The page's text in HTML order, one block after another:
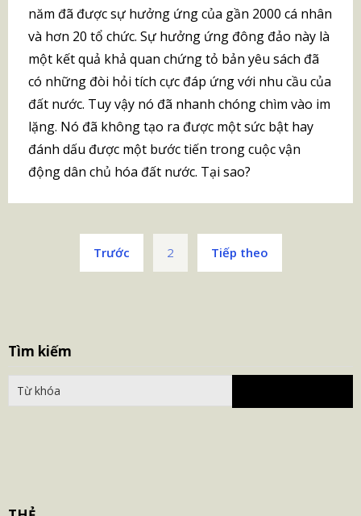
năm đã được sự hưởng ứng của gần 2000 cá nhân
và hơn 20 tổ chức. Sự hưởng ứng đông đảo này là
một kết quả khả quan chứng tỏ bản yêu sách đã
có những đòi hỏi tích cực đáp ứng với nhu cầu của
đất nước. Tuy vậy nó đã nhanh chóng chìm vào im
lặng. Nó đã không tạo ra được một sức bật hay
đánh dấu được một bước tiến trong cuộc vận
động dân chủ hóa đất nước. Tại sao?
Phân
trang
Trước 2 Tiếp theo
Tìm kiếm